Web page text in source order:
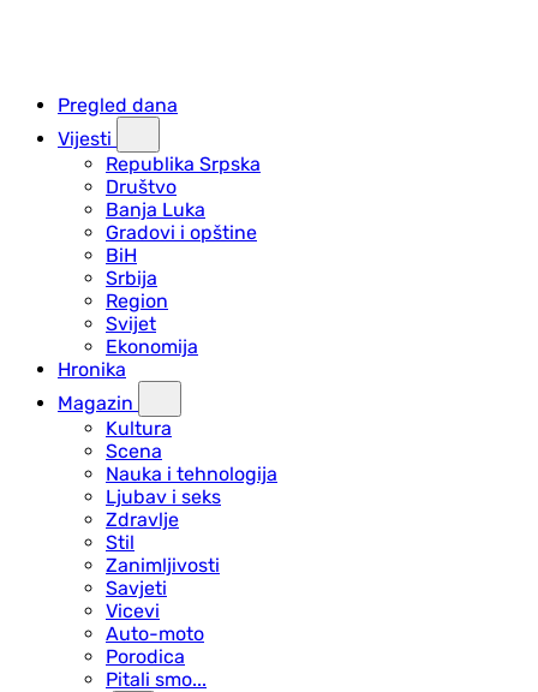
Pregled dana
Vijesti
Republika Srpska
Društvo
Banja Luka
Gradovi i opštine
BiH
Srbija
Region
Svijet
Ekonomija
Hronika
Magazin
Kultura
Scena
Nauka i tehnologija
Ljubav i seks
Zdravlje
Stil
Zanimljivosti
Savjeti
Vicevi
Auto-moto
Porodica
Pitali smo...